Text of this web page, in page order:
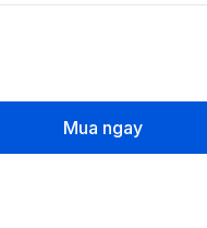
Mua ngay